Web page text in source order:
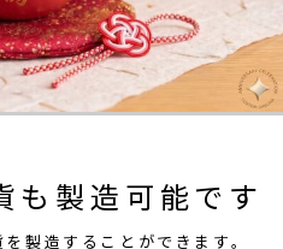
も製造可能です
製造することができます。